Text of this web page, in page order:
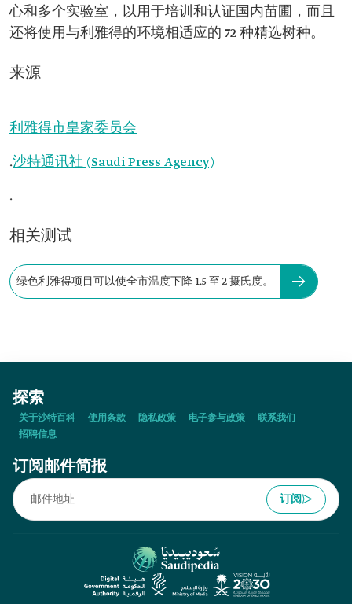
心和多个实验室，以用于培训和认证国内苗圃，而且
还将使用与利雅得的环境相适应的 72 种精选树种。
来源
利雅得市皇家委员会
.沙特通讯社 (Saudi Press Agency)
.
相关测试
绿色利雅得项目可以使全市温度下降 1.5 至 2 摄氏度。
探索
关于沙特百科 使用条款 隐私政策 电子参与政策
联系我们
招聘信息
订阅邮件简报
订阅